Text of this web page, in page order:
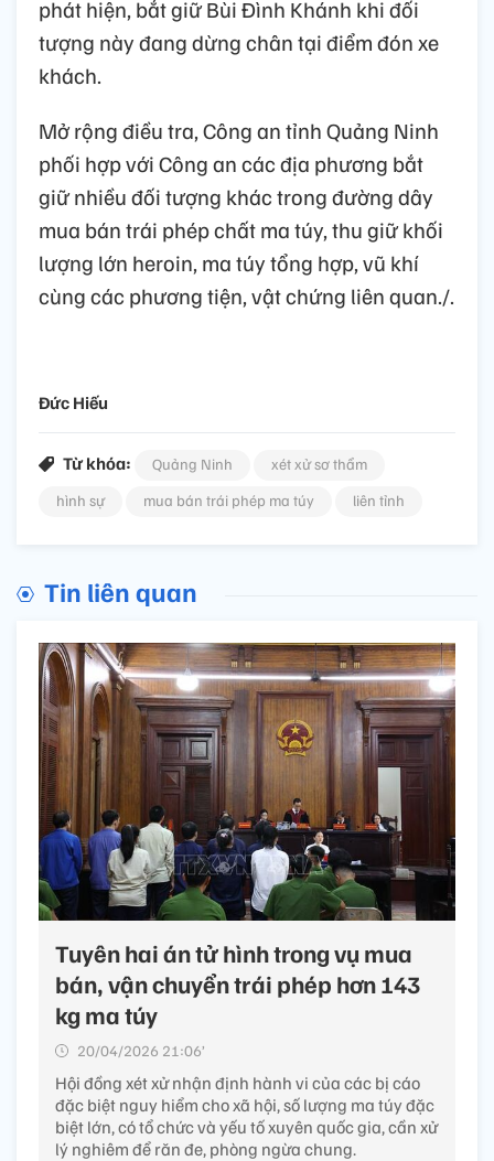
phát hiện, bắt giữ Bùi Đình Khánh khi đối
tượng này đang dừng chân tại điểm đón xe
khách.
Mở rộng điều tra, Công an tỉnh Quảng Ninh
phối hợp với Công an các địa phương bắt
giữ nhiều đối tượng khác trong đường dây
mua bán trái phép chất ma túy, thu giữ khối
lượng lớn heroin, ma túy tổng hợp, vũ khí
cùng các phương tiện, vật chứng liên quan./.
Đức Hiếu
Từ khóa: Quảng Ninh
xét xử sơ thẩm
hình sự
mua bán trái phép ma túy liên tỉnh
Tin liên quan
Tuyên hai án tử hình trong vụ mua
bán, vận chuyển trái phép hơn 143
kg ma túy
20/04/2026 21:06’
Hội đồng xét xử nhận định hành vi của các bị cáo
đặc biệt nguy hiểm cho xã hội, số lượng ma túy đặc
biệt lớn, có tổ chức và yếu tố xuyên quốc gia, cần xử
lý nghiêm để răn đe, phòng ngừa chung.